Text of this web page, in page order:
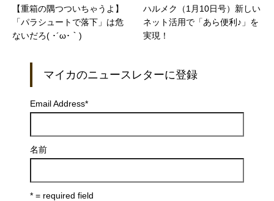
【重箱の隅つついちゃうよ】
「パラシュートで落下」は危
ないだろ( ･´ω･｀)
ハルメク（1月10日号）新しい
ネット活用で「あら便利♪」を
実現！
マイカのニュースレターに登録
Email Address*
名前
* = required field